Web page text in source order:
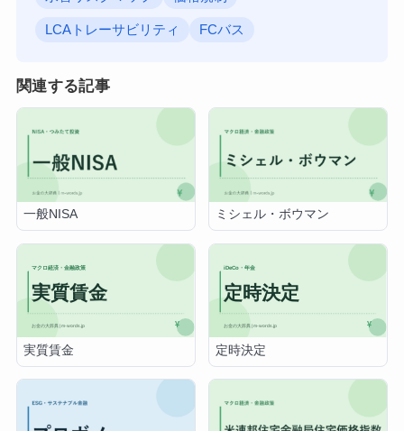
LCAトレーサビリティ FCバス
関連する記事
一般NISA ミシェル・ボウマン
実質賃金 定時決定